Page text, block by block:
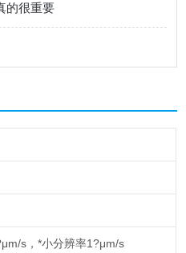
的很重要
s，*小分辨率1?μm/s